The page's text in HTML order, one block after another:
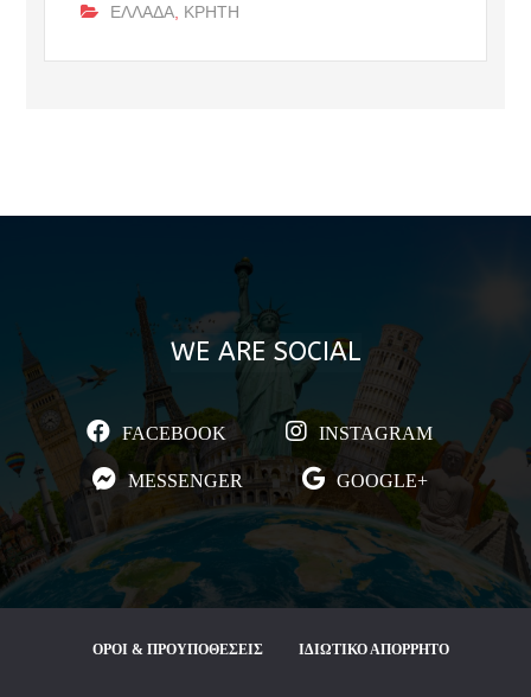
ΕΛΛΑΔΑ ΚΡΗΤΗ
WE ARE SOCIAL
FACEBOOK INSTAGRAM
MESSENGER GOOGLE+
ΟΡΟΙ & ΠΡΟΥΠΟΘΕΣΕΙΣ ΙΔΙΩΤΙΚΟ ΑΠΟΡΡΗΤΟ